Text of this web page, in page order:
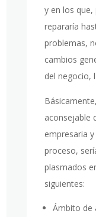
y en los
repararía
problemas,
cambios
del negocio,
aconsejable
empresaria
proceso,
plasmados
siguientes:
Ámbito de